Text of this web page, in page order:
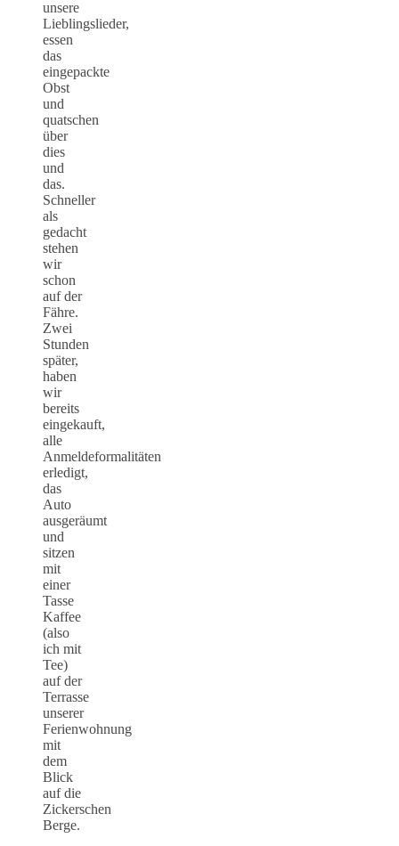
unsere
Lieblingslieder,
essen
das
eingepackte
Obst
und
quatschen
über
dies
und
das.
Schneller
als
gedacht
stehen
wir
schon
auf der
Fähre.
Zwei
Stunden
später,
haben
wir
bereits
eingekauft,
alle
Anmeldeformalitäten
erledigt,
das
Auto
ausgeräumt
und
sitzen
mit
einer
Tasse
Kaffee
(also
ich mit
Tee)
auf der
Terrasse
unserer
Ferienwohnung
mit
dem
Blick
auf die
Zickerschen
Berge.